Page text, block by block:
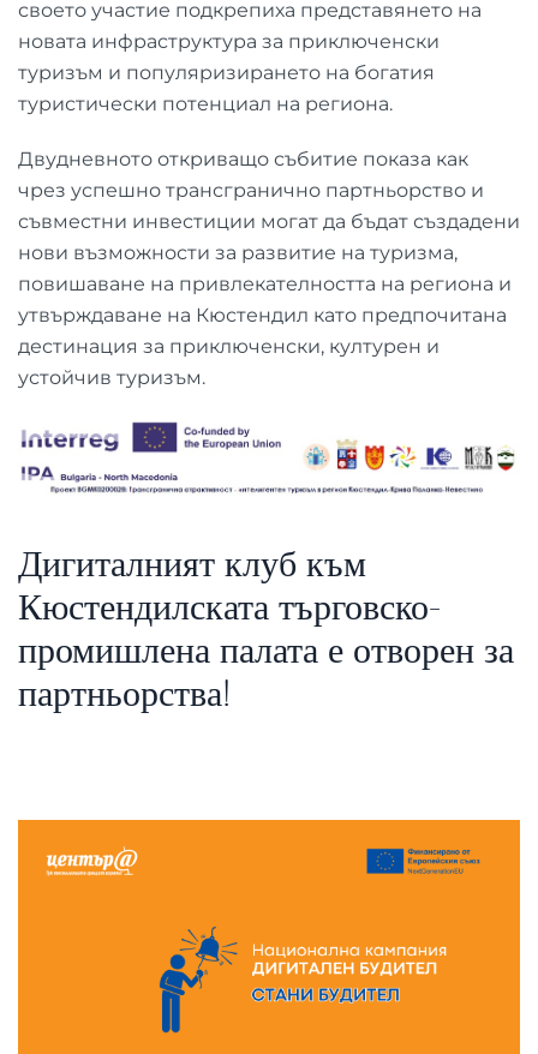
своето участие подкрепиха представянето на
новата инфраструктура за приключенски
туризъм и популяризирането на богатия
туристически потенциал на региона.
Двудневното откриващо събитие показа как
чрез успешно трансгранично партньорство и
съвместни инвестиции могат да бъдат създадени
нови възможности за развитие на туризма,
повишаване на привлекателността на региона и
утвърждаване на Кюстендил като предпочитана
дестинация за приключенски, културен и
устойчив туризъм.
Дигиталният клуб към
Кюстендилската търговско-
промишлена палата е отворен за
партньорства!